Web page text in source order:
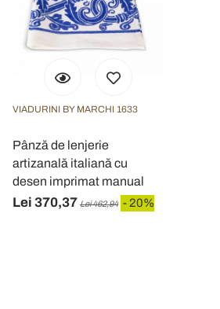
VIADURINI BY MARCHI 1633
Pânză de lenjerie
artizanală italiană cu
desen imprimat manual
Lei 370,37 Lei 462,94 - 20%